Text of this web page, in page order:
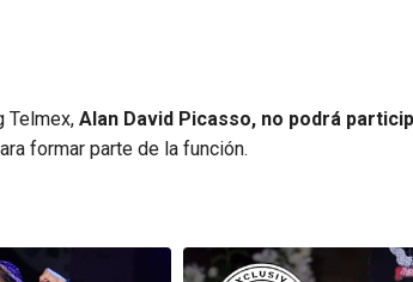
Telmex, Alan David Picasso, no podrá
formar parte de la función.